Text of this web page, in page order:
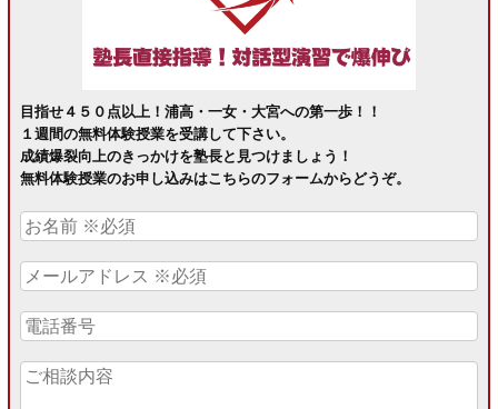
目指せ４５０点以上！浦高・一女・大宮への第一歩！！
１週間の無料体験授業を受講して下さい。
成績爆裂向上のきっかけを塾長と見つけましょう！
無料体験授業のお申し込みはこちらのフォームからどうぞ。